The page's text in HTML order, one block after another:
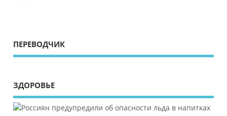
ПЕРЕВОДЧИК
ЗДОРОВЬЕ